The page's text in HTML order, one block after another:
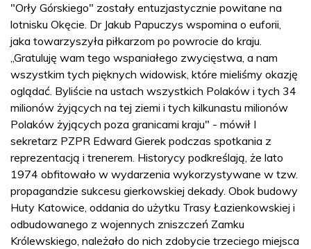
"Orły Górskiego" zostały entuzjastycznie powitane na
lotnisku Okęcie. Dr Jakub Papuczys wspomina o euforii,
jaka towarzyszyła piłkarzom po powrocie do kraju.
„Gratuluję wam tego wspaniałego zwycięstwa, a nam
wszystkim tych pięknych widowisk, które mieliśmy okazję
oglądać. Byliście na ustach wszystkich Polaków i tych 34
milionów żyjących na tej ziemi i tych kilkunastu milionów
Polaków żyjących poza granicami kraju" - mówił I
sekretarz PZPR Edward Gierek podczas spotkania z
reprezentacją i trenerem. Historycy podkreślają, że lato
1974 obfitowało w wydarzenia wykorzystywane w tzw.
propagandzie sukcesu gierkowskiej dekady. Obok budowy
Huty Katowice, oddania do użytku Trasy Łazienkowskiej i
odbudowanego z wojennych zniszczeń Zamku
Królewskiego, należało do nich zdobycie trzeciego miejsca